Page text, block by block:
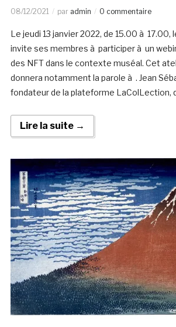
08/12/2021 par admin 0 commentaire
Le jeudi 13 janvier 2022, de 15.00 à 17.00,
invite ses membres à participer à un
des NFT dans le contexte muséal. Cet
donnera notamment la parole à . Jean
fondateur de la plateforme LaColLection,
Lire la suite →